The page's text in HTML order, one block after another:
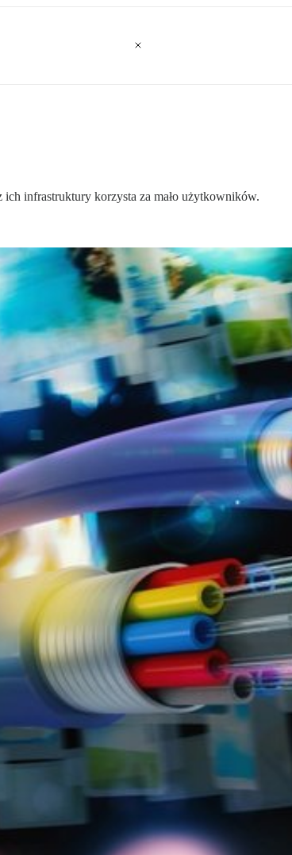
infrastruktury korzysta za mało użytkowników.